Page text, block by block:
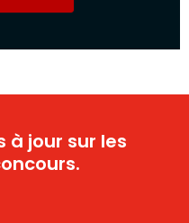
à jour sur les